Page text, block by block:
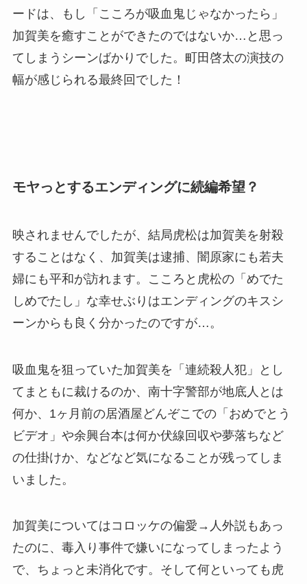
ードは、もし「こころが吸血鬼じゃなかったら」
加賀美を癒すことができたのではないか…と思っ
てしまうシーンばかりでした。町田啓太の演技の
幅が感じられる最終回でした！
モヤっとするエンディングに続編希望？
映されませんでしたが、結局虎松は加賀美を射殺
することはなく、加賀美は逮捕、闇原家にも若夫
婦にも平和が訪れます。こころと虎松の「めでた
しめでたし」な幸せぶりはエンディングのキスシ
ーンからも良く分かったのですが…。
吸血鬼を狙っていた加賀美を「連続殺人犯」とし
てまともに裁けるのか、南十字警部が地底人とは
何か、1ヶ月前の居酒屋どんぞこでの「おめでとう
ビデオ」や余興台本は何か伏線回収や夢落ちなど
の仕掛けか、などなど気になることが残ってしま
いました。
加賀美についてはコロッケの偏愛→人外説もあっ
たのに、毒入り事件で嫌いになってしまったよう
で、ちょっと未消化です。そして何といっても虎